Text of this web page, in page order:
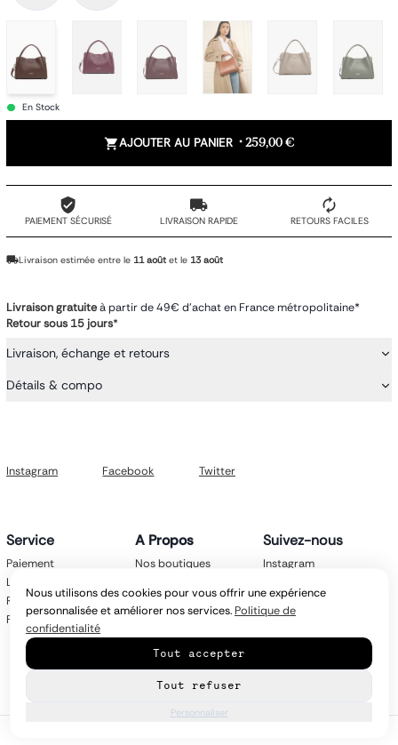
En Stock
AJOUTER AU PANIER •259,00 €
PAIEMENT SÉCURISÉ LIVRAISON RAPIDE RETOURS FACILES
Livraison estimée entre le 11 août et le 13 août
Livraison gratuiteà partir de 49€ d'achat en France métropolitaine*
Retour sous 15 jours*
Livraison, échange et retours
Détails & compo
Instagram Facebook Twitter
Service
Paiement
Livraison
Retours
FAQ
A Propos
Nos boutiques
Mentions légales
CGV
Politique de
confidentialité
Suivez-nous
Instagram
Twitter
Nous utilisons des cookies pour vous offrir une expérience
personnalisée et améliorer nos services. Politique de
confidentialité
Tout accepter
Tout refuser
Personnaliser